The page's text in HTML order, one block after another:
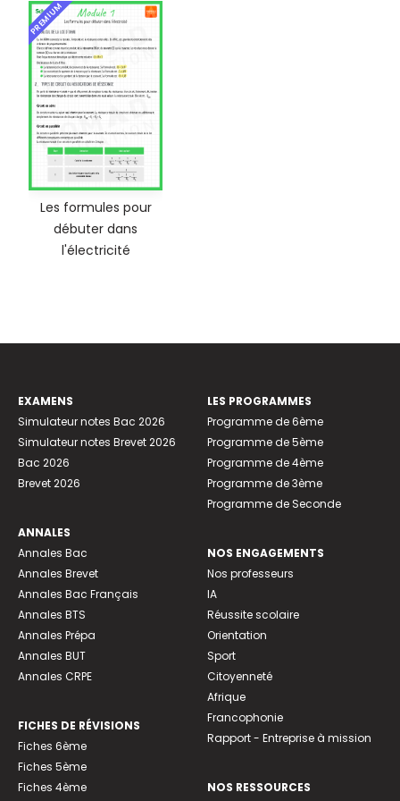
PREMIUM
Les formules pour
débuter dans
l'électricité
EXAMENS
Simulateur notes Bac 2026
Simulateur notes Brevet 2026
Bac 2026
Brevet 2026
ANNALES
Annales Bac
Annales Brevet
Annales Bac Français
Annales BTS
Annales Prépa
Annales BUT
Annales CRPE
FICHES DE RÉVISIONS
Fiches 6ème
Fiches 5ème
Fiches 4ème
LES PROGRAMMES
Programme de 6ème
Programme de 5ème
Programme de 4ème
Programme de 3ème
Programme de Seconde
NOS ENGAGEMENTS
Nos professeurs
IA
Réussite scolaire
Orientation
Sport
Citoyenneté
Afrique
Francophonie
Rapport - Entreprise à mission
NOS RESSOURCES